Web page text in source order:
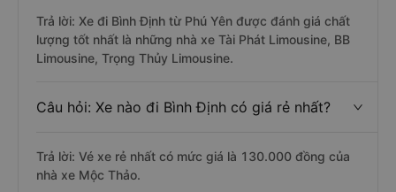
Trả lời: Xe đi Bình Định từ Phú Yên được đánh giá chất
lượng tốt nhất là những nhà xe Tài Phát Limousine, BB
Limousine, Trọng Thủy Limousine.
Câu hỏi: Xe nào đi Bình Định có giá rẻ nhất?
Trả lời: Vé xe rẻ nhất có mức giá là 130.000 đồng của
nhà xe Mộc Thảo.